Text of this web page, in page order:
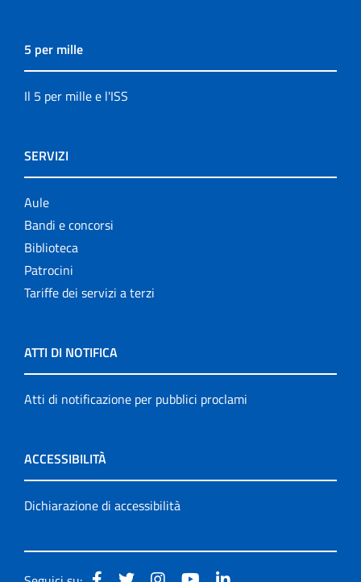
5 per mille
Il 5 per mille e l'ISS
SERVIZI
Aule
Bandi e concorsi
Biblioteca
Patrocini
Tariffe dei servizi a terzi
ATTI DI NOTIFICA
Atti di notificazione per pubblici proclami
ACCESSIBILITÀ
Dichiarazione di accessibilità